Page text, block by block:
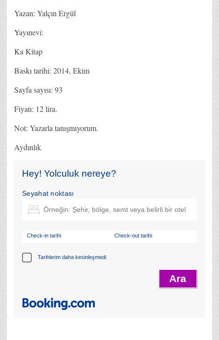
Yazan: Yalçın Ergül
Yayınevi:
Ka Kitap
Baskı tarihi: 2014, Ekim
Sayfa sayısı: 93
Fiyatı: 12 lira.
Not: Yazarla tanışmıyorum.
Aydınlık
Hey! Yolculuk nereye?
Seyahat noktası
Check-in tarihi Check-out tarihi
Tarihlerim daha kesinleşmedi